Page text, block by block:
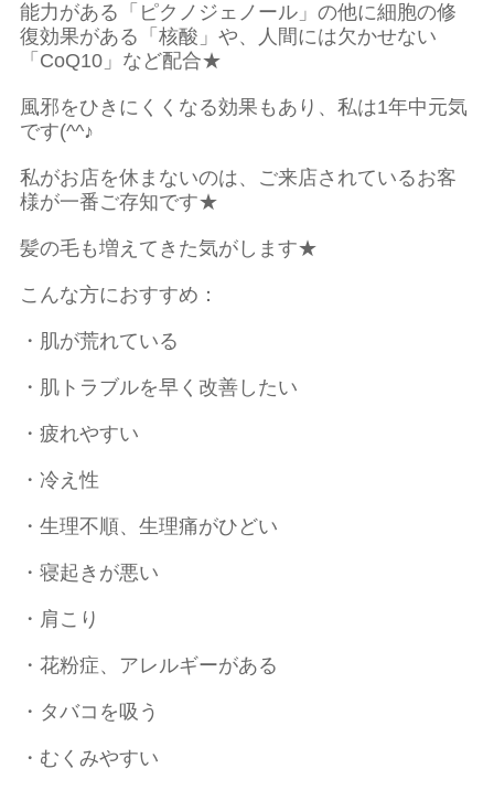
能力がある「ピクノジェノール」の他に細胞の修
復効果がある「核酸」や、人間には欠かせない
「CoQ10」など配合★
風邪をひきにくくなる効果もあり、私は1年中元気
です(^^♪
私がお店を休まないのは、ご来店されているお客
様が一番ご存知です★
髪の毛も増えてきた気がします★
こんな方におすすめ：
・肌が荒れている
・肌トラブルを早く改善したい
・疲れやすい
・冷え性
・生理不順、生理痛がひどい
・寝起きが悪い
・肩こり
・花粉症、アレルギーがある
・タバコを吸う
・むくみやすい